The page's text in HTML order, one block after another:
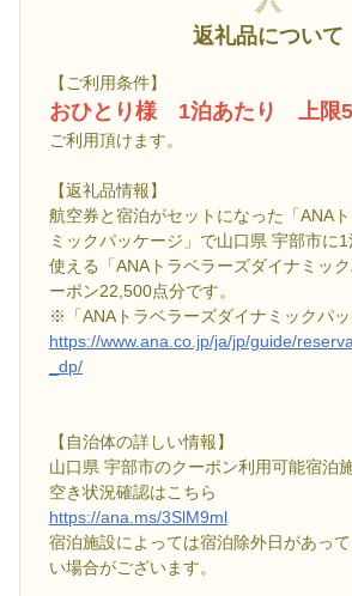
返礼品について
【ご利用条件】
おひとり様 1泊あたり 上限
ご利用頂けます。
【返礼品情報】
航空券と宿泊がセットになった「ANA
ミックパッケージ」で山口県 宇部市に
使える「ANAトラベラーズダイナミッ
ーポン22,500点分です。
※「ANAトラベラーズダイナミックパ
https://www.ana.co.jp/ja/jp/guide/
_dp/
【自治体の詳しい情報】
山口県 宇部市のクーポン利用可能宿泊
空き状況確認はこちら
https://ana.ms/3SlM9ml
宿泊施設によっては宿泊除外日があっ
い場合がございます。